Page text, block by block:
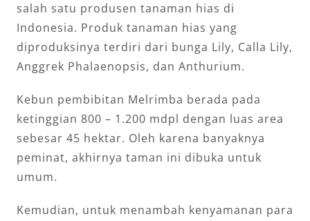
salah satu produsen tanaman hias di
Indonesia. Produk tanaman hias yang
diproduksinya terdiri dari bunga Lily, Calla Lily,
Anggrek Phalaenopsis, dan Anthurium.
Kebun pembibitan Melrimba berada pada
ketinggian 800 – 1.200 mdpl dengan luas area
sebesar 45 hektar. Oleh karena banyaknya
peminat, akhirnya taman ini dibuka untuk
umum.
Kemudian, untuk menambah kenyamanan para